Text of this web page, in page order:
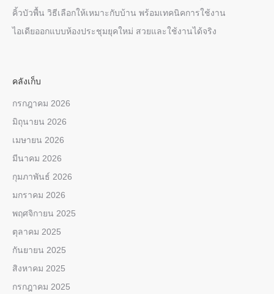
คิ้วบัวพื้น วิธีเลือกให้เหมาะกับบ้าน พร้อมเทคนิคการใช้งาน
ไอเดียออกแบบห้องประชุมยุคใหม่ สวยและใช้งานได้จริง
คลังเก็บ
กรกฎาคม 2026
มิถุนายน 2026
เมษายน 2026
มีนาคม 2026
กุมภาพันธ์ 2026
มกราคม 2026
พฤศจิกายน 2025
ตุลาคม 2025
กันยายน 2025
สิงหาคม 2025
กรกฎาคม 2025